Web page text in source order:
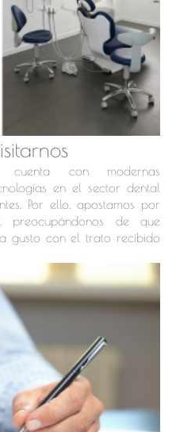
cuenta con modernas
en el sector dental
Por ello, apostamos por
preocupándonos de que
a gusto con el trato recibido